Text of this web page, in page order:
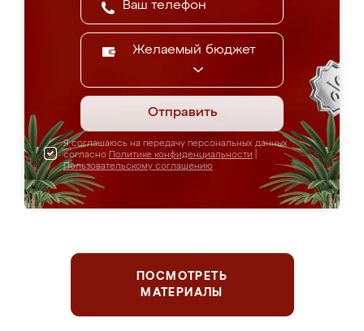
Желаемый бюджет
Отправить
Я соглашаюсь на передачу персональных данных
согласно Политике конфиденциальности
Пользовательскому соглашению
ПОСМОТРЕТЬ
МАТЕРИАЛЫ